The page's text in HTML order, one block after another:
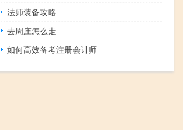
法师装备攻略
去周庄怎么走
如何高效备考注册会计师